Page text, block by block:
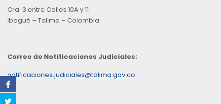
Cra. 3 entre Calles 10A y 11
Ibagué – Tolima – Colombia
Correo de Notificaciones Judiciales:
notificaciones.judiciales@tolima.gov.co